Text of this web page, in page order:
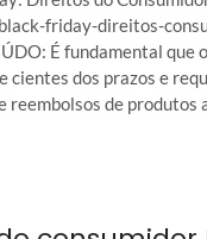
friday-direitos-
É fundamental que
cientes dos prazos e
reembolsos de produtos